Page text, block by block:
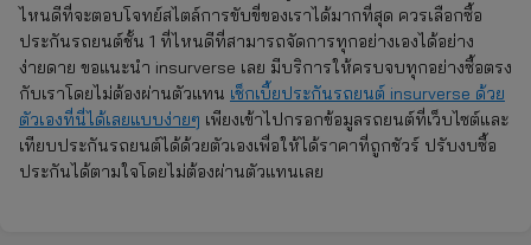
ไหนดีที่จะตอบโจทย์สไตล์การขับขี่ของเราได้มากที่สุด ควรเลือกซื้อ
ประกันรถยนต์ชั้น 1 ที่ไหนดีที่สามารถจัดการทุกอย่างเองได้อย่าง
ง่ายดาย ขอแนะนำ insurverse เลย มีบริการให้ครบจบทุกอย่างซื้อตรง
กับเราโดยไม่ต้องผ่านตัวแทน เช็กเบี้ยประกันรถยนต์ insurverse ด้วย
ตัวเองที่นี่ได้เลยแบบง่ายๆ เพียงเข้าไปกรอกข้อมูลรถยนต์ที่เว็บไซต์และ
เทียบประกันรถยนต์ได้ด้วยตัวเองเพื่อให้ได้ราคาที่ถูกชัวร์ ปรับงบซื้อ
ประกันได้ตามใจโดยไม่ต้องผ่านตัวแทนเลย